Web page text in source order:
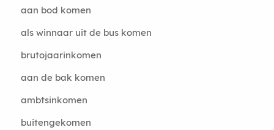
aan bod komen
als winnaar uit de bus komen
brutojaarinkomen
aan de bak komen
ambtsinkomen
buitengekomen